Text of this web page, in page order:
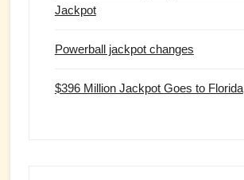
Jackpot
Powerball jackpot changes
$396 Million Jackpot Goes to Florida